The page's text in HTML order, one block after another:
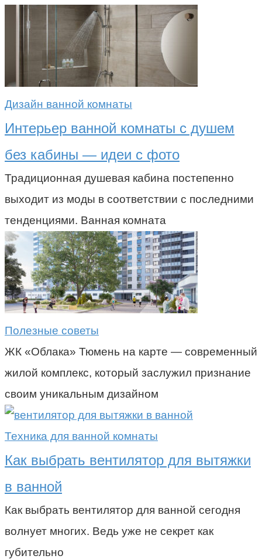
Дизайн ванной комнаты
Интерьер ванной комнаты с душем
без кабины — идеи с фото
Традиционная душевая кабина постепенно
выходит из моды в соответствии с последними
тенденциями. Ванная комната
Полезные советы
ЖК «Облака» Тюмень на карте — современный
жилой комплекс, который заслужил признание
своим уникальным дизайном
Техника для ванной комнаты
Как выбрать вентилятор для вытяжки
в ванной
Как выбрать вентилятор для ванной сегодня
волнует многих. Ведь уже не секрет как
губительно